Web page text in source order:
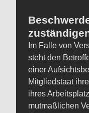
Im Falle von
steht den
einer
Mitgliedstaat
ihres
mutmaßlichen